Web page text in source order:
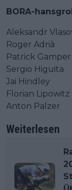
BORA-
Aleksandr
Roger Adrià
Patrick Gamper
Sergio Higuita
Jai Hindley
Florian Lipowitz
Anton Palzer
Weiterlesen